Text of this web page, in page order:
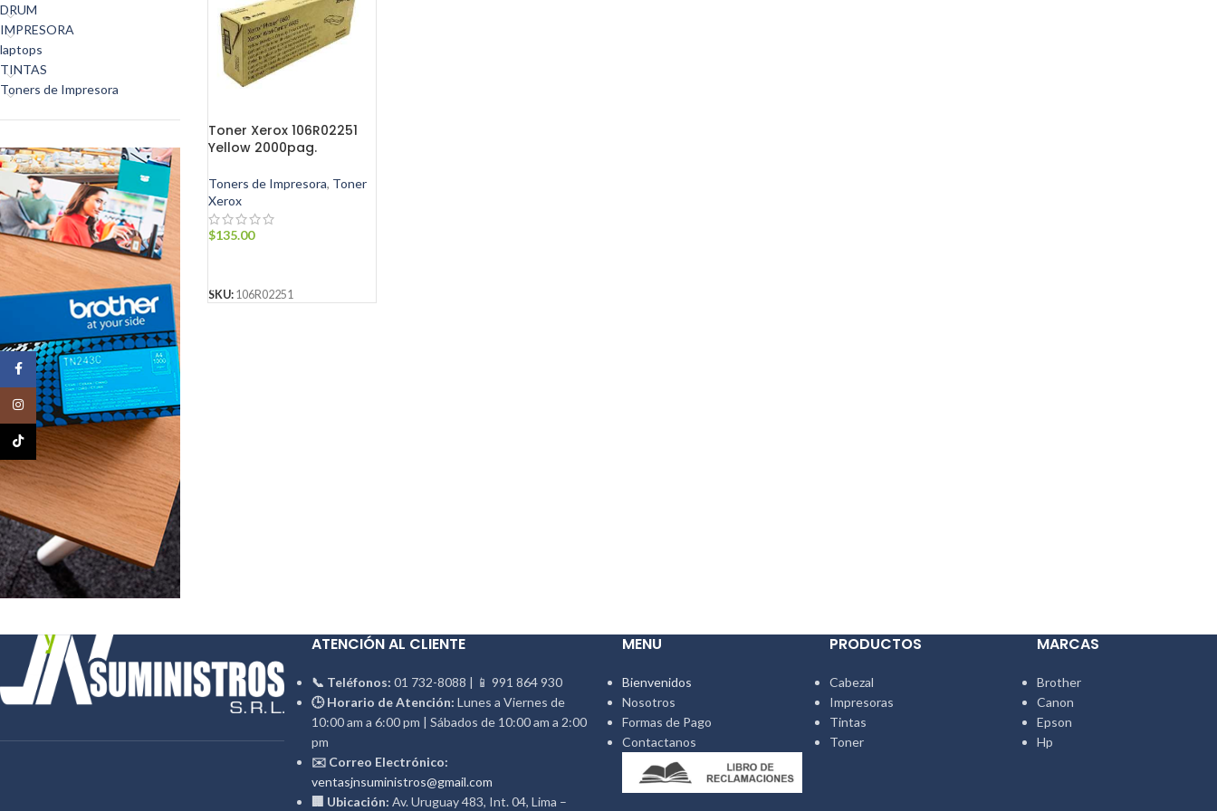
DRUM
IMPRESORA
laptops
TINTAS
Toners de Impresora
Toner Xerox 106R02251
Yellow 2000pag.
Toners de Impresora, Toner
Xerox
$135.00
SKU: 106R02251
ATENCIÓN AL CLIENTE
📞 Teléfonos: 01 732-8088 | 📱 991 864 930
🕒 Horario de Atención: Lunes a Viernes de
10:00 am a 6:00 pm | Sábados de 10:00 am a 2:00
pm
✉️ Correo Electrónico:
ventasjnsuministros@gmail.com
🏢 Ubicación: Av. Uruguay 483, Int. 04, Lima –
MENU
Bienvenidos
Nosotros
Formas de Pago
Contactanos
PRODUCTOS
Cabezal
Impresoras
Tintas
Toner
MARCAS
Brother
Canon
Epson
Hp
Facebook
Instagram
TikTok